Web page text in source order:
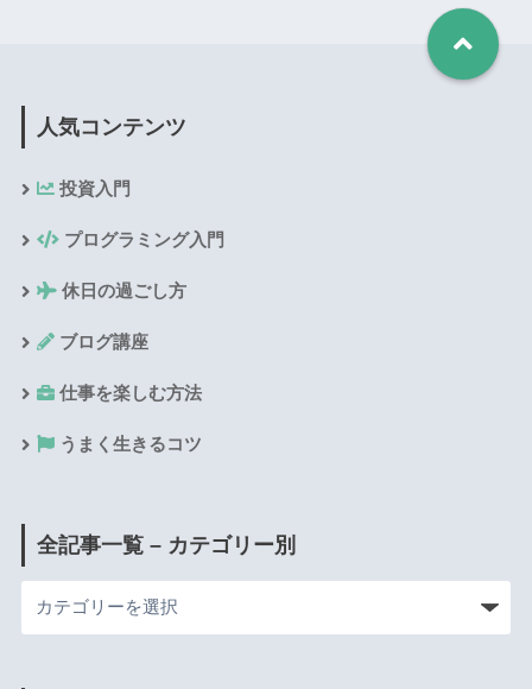
人気コンテンツ
投資入門
プログラミング入門
休日の過ごし方
ブログ講座
仕事を楽しむ方法
うまく生きるコツ
全記事一覧 – カテゴリー別